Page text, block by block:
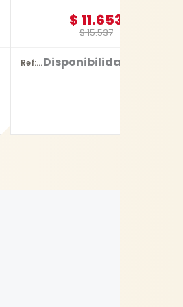
$15.537
$ 11.653
Ref: D-26515Disponibilidad: